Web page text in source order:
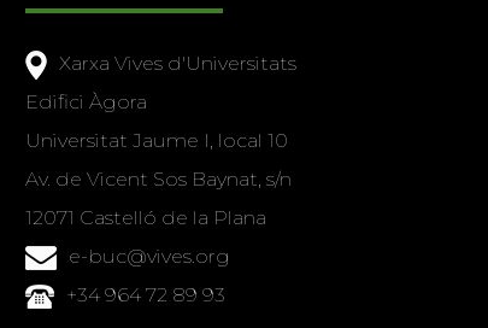
Xarxa Vives d'Universitats
Edifici Àgora
Universitat Jaume I, local 10
Av. de Vicent Sos Baynat, s/n
12071 Castelló de la Plana
e-buc@vives.org
+34 964 72 89 93